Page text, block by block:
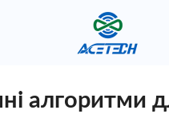
алгоритми